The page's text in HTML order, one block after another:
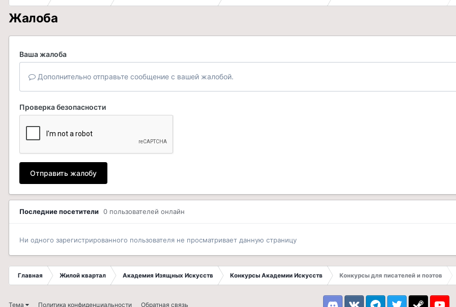
Жалоба
Ваша жалоба
Дополнительно отправьте сообщение с вашей жалобой.
Проверка безопасности
Отправить жалобу
Последние посетители 0 пользователей онлайн
Ни одного зарегистрированного пользователя не просматривает данную страницу
Главная Жилой квартал Академия Изящных Искусств Конкурсы Академии Искусств Конкурсы для писателей и поэтов
Тема Политика конфиденциальности Обратная связь